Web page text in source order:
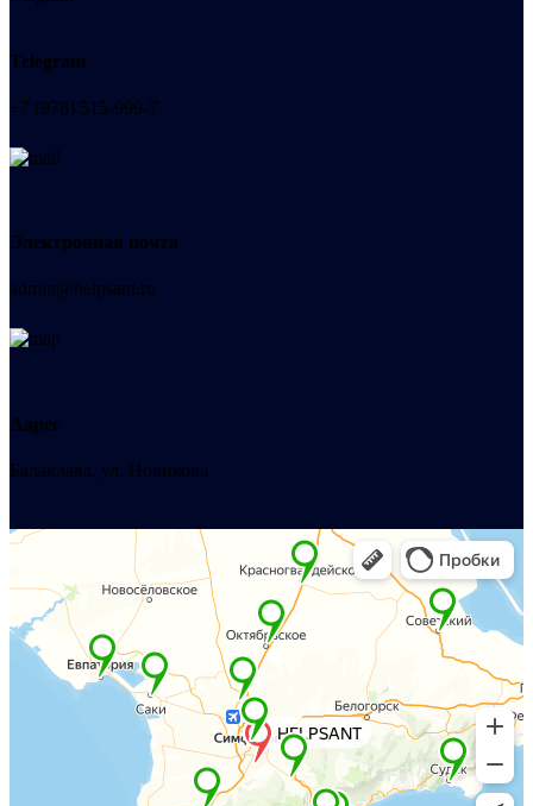
Telegram
+7 (978) 515-999-7
Электронная почта
admin@helpsant.ru
Адрес
Балаклава, ул. Новикова